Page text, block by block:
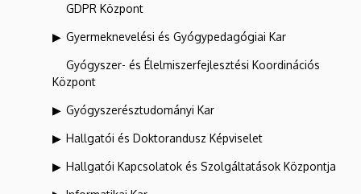
GDPR Központ
Gyermeknevelési és Gyógypedagógiai Kar
Gyógyszer- és Élelmiszerfejlesztési Koordinációs
Központ
Gyógyszerésztudományi Kar
Hallgatói és Doktorandusz Képviselet
Hallgatói Kapcsolatok és Szolgáltatások Központja